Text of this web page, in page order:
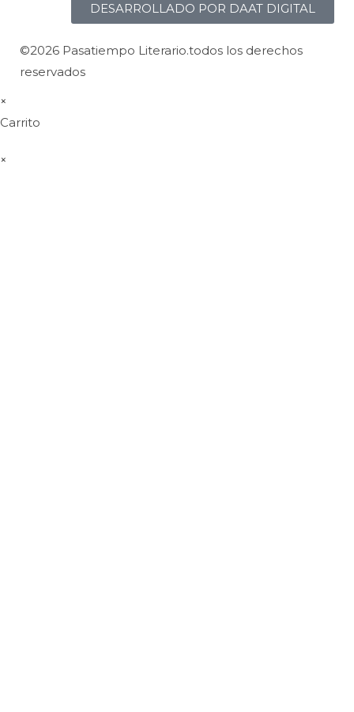
©2026 Pasatiempo Literario.todos los derechos
reservados
DESARROLLADO POR DAAT DIGITAL
×
Carrito
×